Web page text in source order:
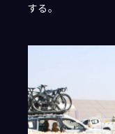
する。